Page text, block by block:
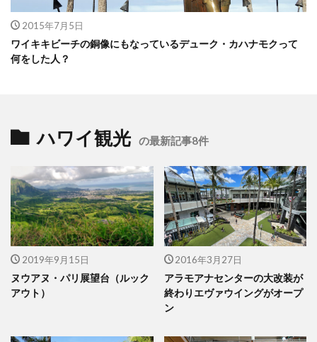
2015年7月5日
ワイキキビーチの銅像にもなっているデューク・カハナモクって
何をした人？
ハワイ観光 の最新記事8件
2019年9月15日
ヌウアヌ・パリ展望台（ルック
アウト）
2016年3月27日
アラモアナセンターの大改装が
終わりエヴァウイングがオープ
ン